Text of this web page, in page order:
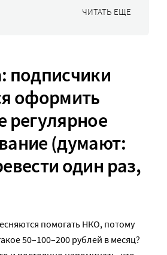
ЧИТАТЬ ЕЩЕ
подписчики
оформить
регулярное
(думают:
один раз,
помогать НКО, потому
50–100–200 рублей в месяц?